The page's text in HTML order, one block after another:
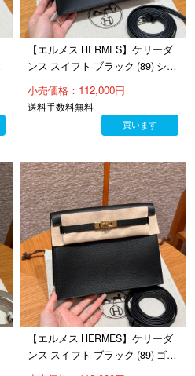
【エルメス HERMES】ケリーダ
ンス スイフト ブラック (89) シル
バー金具（100％手縫）
小売価格：112,000円
送料手数料無料
買います
【エルメス HERMES】ケリーダ
ンス スイフト ブラック (89) ゴー